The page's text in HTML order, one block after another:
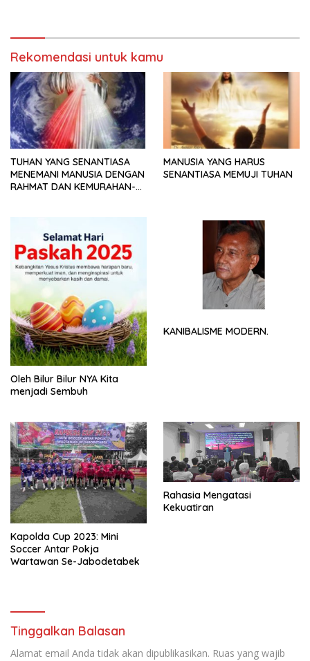
Rekomendasi untuk kamu
TUHAN YANG SENANTIASA
MENEMANI MANUSIA DENGAN
RAHMAT DAN KEMURAHAN-
MANUSIA YANG HARUS
SENANTIASA MEMUJI TUHAN
Oleh Bilur Bilur NYA Kita
menjadi Sembuh
KANIBALISME MODERN.
Kapolda Cup 2023: Mini
Soccer Antar Pokja
Wartawan Se-Jabodetabek
Rahasia Mengatasi
Kekuatiran
Tinggalkan Balasan
Alamat email Anda tidak akan dipublikasikan. Ruas yang wajib